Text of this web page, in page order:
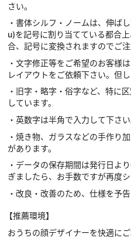
さい。
・書体シルフ・ノームは、伸ば
u)を記号に割り当てている都合
合、記号に変換されますのでご注
・文字修正等をご希望のお客様
レイアウトをご依頼下さい。但
・旧字・略字・俗字など、特に
しています。
・英数字は半角で入力して下さい
・焼き物、ガラスなどの手作り
があります。
・データの保存期間は発行日よ
ぎましたら、お手数ですが再度
・改良・改善のため、仕様を予
【推薦環境】
おうちの顔デザイナーを快適に